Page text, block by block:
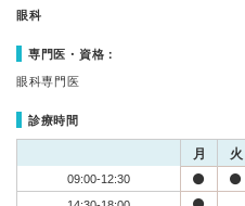
眼科
専門医・資格：
眼科専門医
診療時間
月 火
09:00-12:30